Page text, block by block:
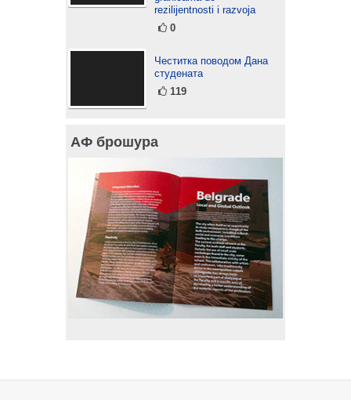
rezilijentnosti i razvoja
0
Честитка поводом Дана
студената
119
АФ брошура